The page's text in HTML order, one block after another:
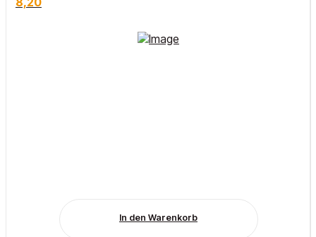
In den Warenkorb